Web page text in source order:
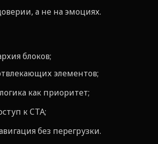
а не на эмоциях.
блоков;
элементов;
как приоритет;
к CTA;
без перегрузки.